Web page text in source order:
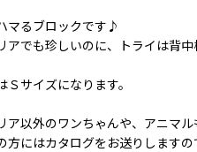
マるブロックです♪
アでも珍しいのに、トライは背
Ｓサイズになります。
ア以外のワンちゃんや、アニマル
方にはカタログをお送りしますの